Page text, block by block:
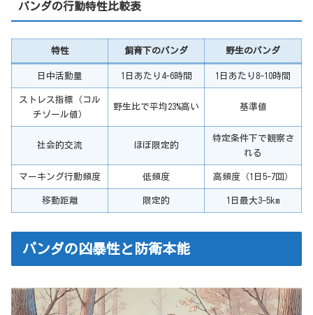
パンダの行動特性比較表
特性 飼育下のパンダ 野生のパンダ
日中活動量 1日あたり4-6時間 1日あたり8-10時間
ストレス指標（コル
チゾール値）
野生比で平均23%高い 基準値
社会的交流 ほぼ限定的
特定条件下で観察さ
れる
マーキング行動頻度 低頻度 高頻度（1日5-7回）
移動距離 限定的 1日最大3-5km
パンダの凶暴性と防衛本能